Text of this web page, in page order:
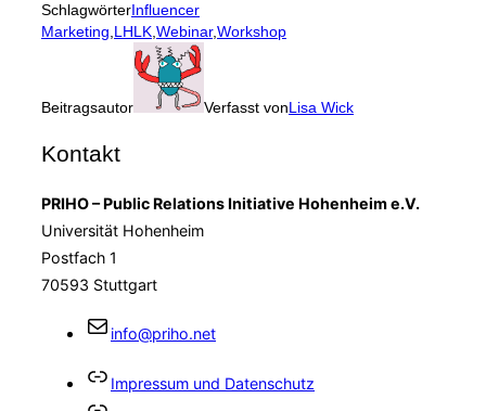
SchlagwörterInfluencer
Marketing,LHLK,Webinar,Workshop
Beitragsautor Verfasst vonLisa Wick
Kontakt
PRIHO – Public Relations Initiative Hohenheim e.V.
Universität Hohenheim
Postfach 1
70593 Stuttgart
info@priho.net
Impressum und Datenschutz